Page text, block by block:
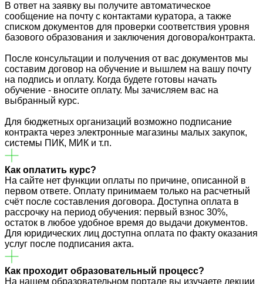
В ответ на заявку вы получите автоматическое
сообщение на почту с контактами куратора, а также
списком документов для проверки соответствия уровня
базового образования и заключения договора/контракта.
После консультации и получения от вас документов мы
составим договор на обучение и вышлем на вашу почту
на подпись и оплату. Когда будете готовы начать
обучение - вносите оплату. Мы зачисляем вас на
выбранный курс.
Для бюджетных организаций возможно подписание
контракта через электронные магазины малых закупок,
системы ПИК, МИК и т.п.
Как оплатить курс?
На сайте нет функции оплаты по причине, описанной в
первом ответе. Оплату принимаем только на расчетный
счёт после составления договора. Доступна оплата в
рассрочку на период обучения: первый взнос 30%,
остаток в любое удобное время до выдачи документов.
Для юридических лиц доступна оплата по факту оказания
услуг после подписания акта.
Как проходит образовательный процесс?
На нашем образовательном портале вы изучаете лекции